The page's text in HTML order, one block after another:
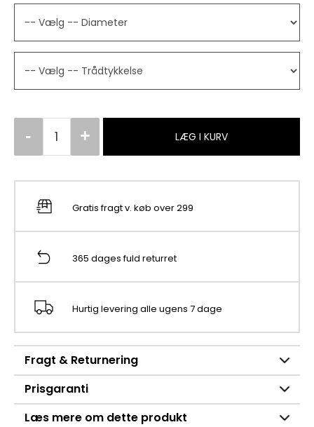
LÆG I KURV
Gratis fragt v. køb over 299
365 dages fuld returret
Hurtig levering alle ugens 7 dage
Fragt & Returnering
Prisgaranti
Læs mere om dette produkt